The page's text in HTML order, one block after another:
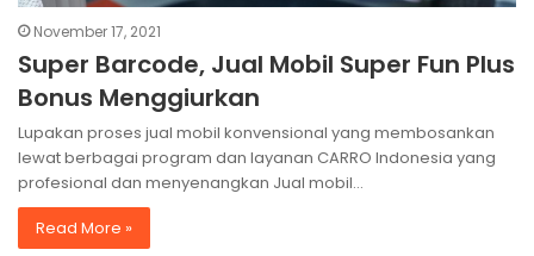
November 17, 2021
Super Barcode, Jual Mobil Super Fun Plus
Bonus Menggiurkan
Lupakan proses jual mobil konvensional yang membosankan
lewat berbagai program dan layanan CARRO Indonesia yang
profesional dan menyenangkan Jual mobil…
Read More »